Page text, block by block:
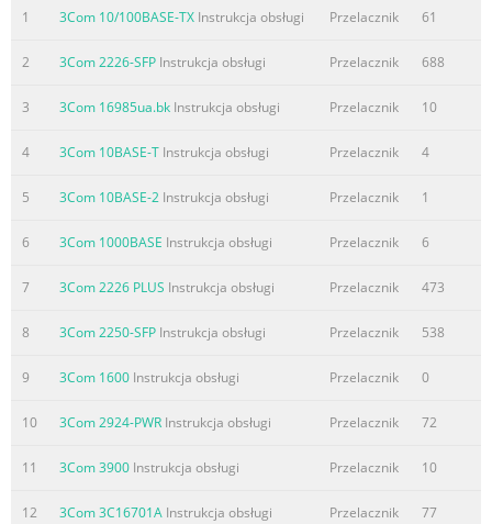
1 3Com 10/100BASE-TX Instrukcja obsługi Przelacznik 61
2 3Com 2226-SFP Instrukcja obsługi Przelacznik 688
3 3Com 16985ua.bk Instrukcja obsługi Przelacznik 10
4 3Com 10BASE-T Instrukcja obsługi Przelacznik 4
5 3Com 10BASE-2 Instrukcja obsługi Przelacznik 1
6 3Com 1000BASE Instrukcja obsługi Przelacznik 6
7 3Com 2226 PLUS Instrukcja obsługi Przelacznik 473
8 3Com 2250-SFP Instrukcja obsługi Przelacznik 538
9 3Com 1600 Instrukcja obsługi Przelacznik 0
10 3Com 2924-PWR Instrukcja obsługi Przelacznik 72
11 3Com 3900 Instrukcja obsługi Przelacznik 10
12 3Com 3C16701A Instrukcja obsługi Przelacznik 77